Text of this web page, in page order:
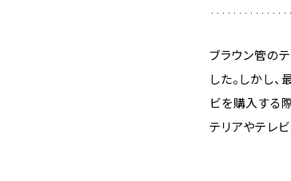
ブラウン管の
した。しかし
ビを購入する
テリアやテレ